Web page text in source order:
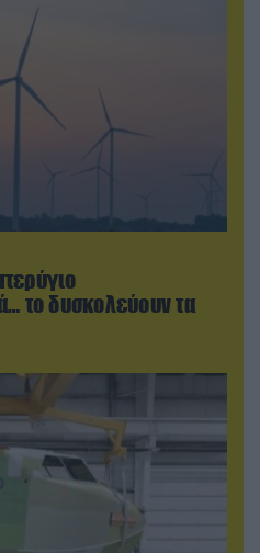
το δυσκολεύουν τα